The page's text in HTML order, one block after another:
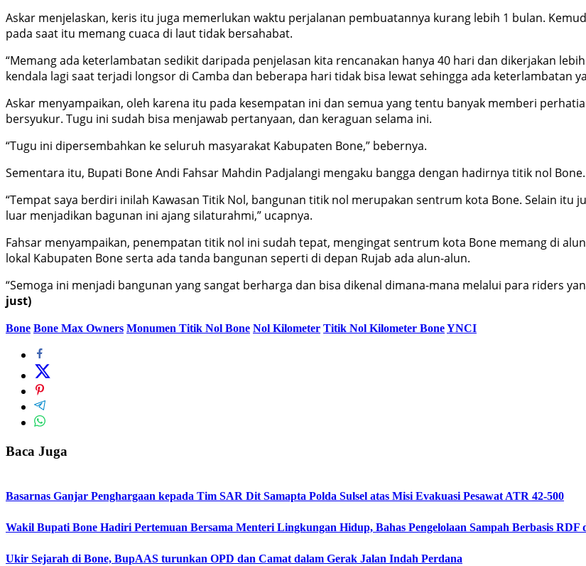
Askar menjelaskan, keris itu juga memerlukan waktu perjalanan pembuatannya kurang lebih 1 bulan.
pada saat itu memang cuaca di laut tidak bersahabat.
“Memang ada keterlambatan sedikit daripada penjelasan kita rencanakan hanya 40 hari dan dikerjakan
kendala lagi saat terjadi longsor di Camba dan beberapa hari tidak bisa lewat sehingga ada keterlambatan
Askar menyampaikan, oleh karena itu pada kesempatan ini dan semua yang tentu banyak memberi
bersyukur. Tugu ini sudah bisa menjawab pertanyaan, dan keraguan selama ini.
“Tugu ini dipersembahkan ke seluruh masyarakat Kabupaten Bone,” bebernya.
Sementara itu, Bupati Bone Andi Fahsar Mahdin Padjalangi mengaku bangga dengan hadirnya titik nol Bone.
“Tempat saya berdiri inilah Kawasan Titik Nol, bangunan titik nol merupakan sentrum kota Bone. Selain
luar menjadikan bagunan ini ajang silaturahmi,” ucapnya.
Fahsar menyampaikan, penempatan titik nol ini sudah tepat, mengingat sentrum kota Bone memang di
lokal Kabupaten Bone serta ada tanda bangunan seperti di depan Rujab ada alun-alun.
“Semoga ini menjadi bangunan yang sangat berharga dan bisa dikenal dimana-mana melalui para riders
just)
Bone Bone Max Owners Monumen Titik Nol Bone Nol Kilometer Titik Nol Kilometer BoneYNCI
Baca Juga
Basarnas Ganjar Penghargaan kepada Tim SAR Dit Samapta Polda Sulsel atas Misi Evakuasi Pesawat ATR 42-500
Wakil Bupati Bone Hadiri Pertemuan Bersama Menteri Lingkungan Hidup, Bahas Pengelolaan Sampah Berbasis RDF
Ukir Sejarah di Bone, BupAAS turunkan OPD dan Camat dalam Gerak Jalan Indah Perdana